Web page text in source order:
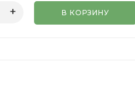
В КОРЗИНУ